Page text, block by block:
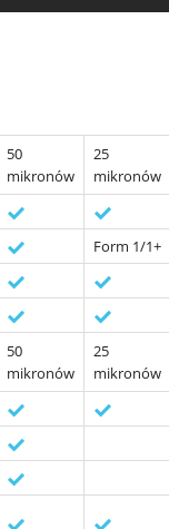
50
mikronów
25
mikronów
Form 1/1+
50
mikronów
25
mikronów